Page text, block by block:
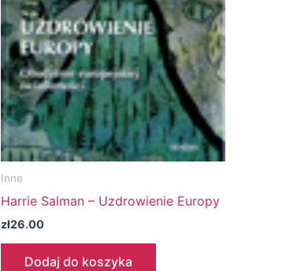
Inne
Harrie Salman – Uzdrowienie Europy
zł26.00
Dodaj do koszyka